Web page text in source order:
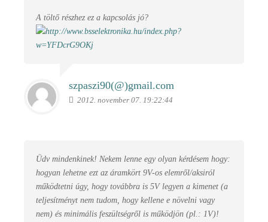
A töltő részhez ez a kapcsolás jó?
szpaszi90(@)gmail.com
2012. november 07. 19:22:44
Üdv mindenkinek! Nekem lenne egy olyan kérdésem hogy:
hogyan lehetne ezt az áramkört 9V-os elemről/aksiról
működtetni úgy, hogy továbbra is 5V legyen a kimenet (a
teljesítményt nem tudom, hogy kellene e növelni vagy
nem) és minimális feszültségről is működjön (pl.: 1V)!